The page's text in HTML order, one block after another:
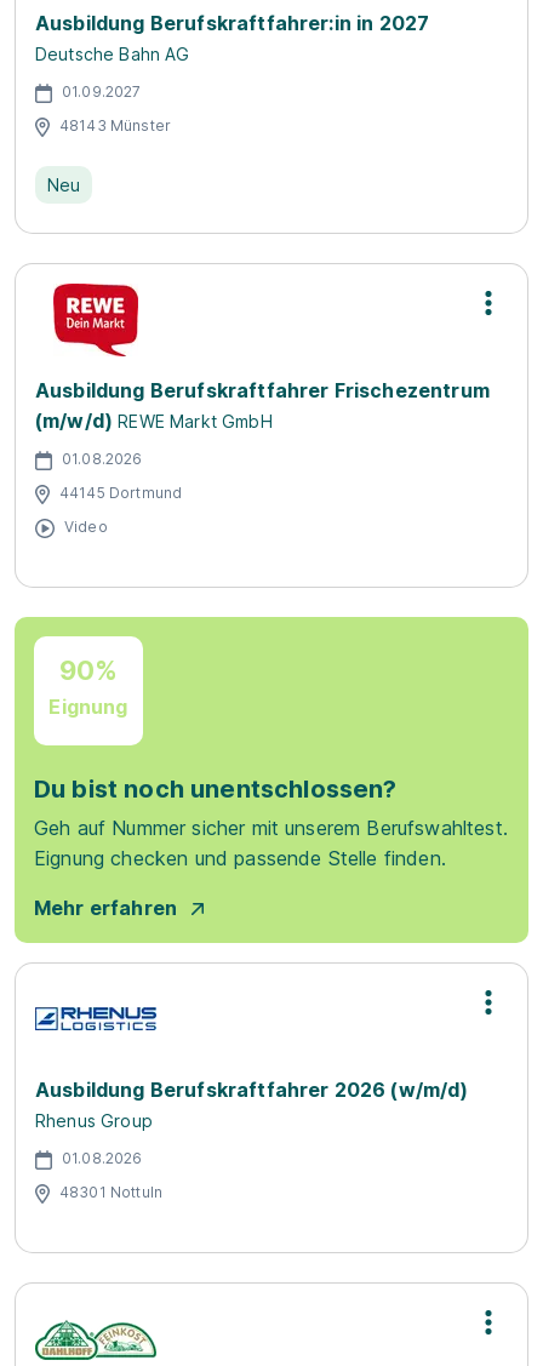
Ausbildung Berufskraftfahrer:in in 2027
Deutsche Bahn AG
01.09.2027
48143 Münster
Neu
Ausbildung Berufskraftfahrer Frischezentrum
(m/w/d) REWE Markt GmbH
01.08.2026
44145 Dortmund
Video
90%
Eignung
Du bist noch unentschlossen?
Geh auf Nummer sicher mit unserem Berufswahltest.
Eignung checken und passende Stelle finden.
Mehr erfahren
Ausbildung Berufskraftfahrer 2026 (w/m/d)
Rhenus Group
01.08.2026
48301 Nottuln